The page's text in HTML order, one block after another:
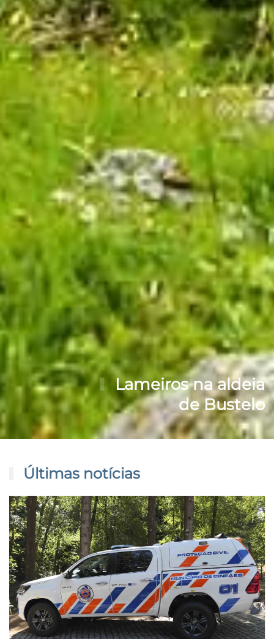
Lameiros na aldeia
de Bustelo
Últimas notícias